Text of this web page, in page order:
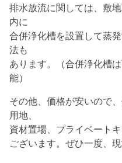
排水放流に関しては、敷
内に
合併浄化槽を設置して蒸
法も
あります。（合併浄化槽
能）
その他、価格が安いので
用地、
資材置場、プライベート
ございます。ぜひ一度、